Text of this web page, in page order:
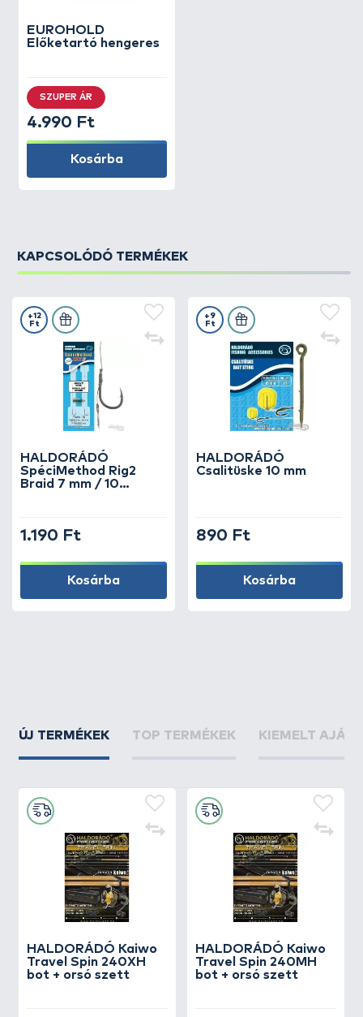
EUROHOLD
Előketartó hengeres
SZUPER ÁR
4.990 Ft
Kosárba
KAPCSOLÓDÓ TERMÉKEK
HALDORÁDÓ
SpéciMethod Rig2
Braid 7 mm / 10
+12
Ft
1.190 Ft
Kosárba
HALDORÁDÓ
Csalitüske 10 mm
+9
Ft
890 Ft
Kosárba
ÚJ TERMÉKEK TOP TERMÉKEK KIEMELT
HALDORÁDÓ Kaiwo
Travel Spin 240XH
bot + orsó szett
HALDORÁDÓ Kaiwo
Travel Spin 240MH
bot + orsó szett